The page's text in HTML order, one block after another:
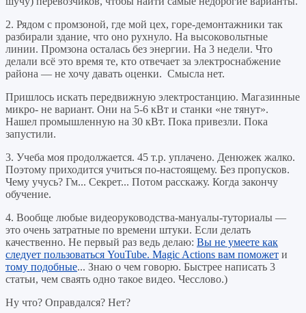
2. Рядом с промзоной, где мой цех, горе-демонтажники так
разбирали здание, что оно рухнуло. На высоковольтные
линии. Промзона осталась без энергии. На 3 недели. Что
делали всё это время те, кто отвечает за электроснабжение
района — не хочу давать оценки. Смысла нет.
Пришлось искать передвижную электростанцию. Магазинные
микро- не вариант. Они на 5-6 кВт и станки «не тянут».
Нашел промышленную на 30 кВт. Пока привезли. Пока
запустили.
3. Учеба моя продолжается. 45 т.р. уплачено. Денюжек жалко.
Поэтому приходится учиться по-настоящему. Без пропусков.
Чему учусь? Гм... Секрет... Потом расскажу. Когда закончу
обучение.
4. Вообще любые видеоруководства-мануалы-туториалы —
это очень затратные по времени штуки. Если делать
качественно. Не первый раз ведь делаю: Вы не умеете как
следует пользоваться YouTube. Magic Actions вам поможет и
тому подобные... Знаю о чем говорю. Быстрее написать 3
статьи, чем сваять одно такое видео. Чесслово.)
Ну что? Оправдался? Нет?